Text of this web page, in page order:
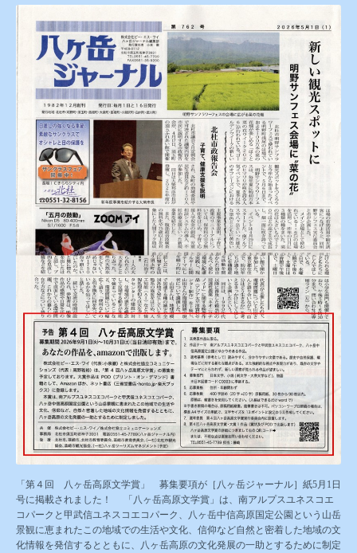
「第４回 八ヶ岳高原文学賞」 募集要項が［八ヶ岳ジャーナル］紙5月1日
号に掲載されました！ 「八ヶ岳高原文学賞」は、南アルプスユネスコエ
コパークと甲武信ユネスコエコパーク、八ヶ岳中信高原国定公園という山岳
景観に恵まれたこの地域での生活や文化、信仰など自然と密着した地域の文
化情報を発信するとともに、八ヶ岳高原の文化発展の一助とするために制定